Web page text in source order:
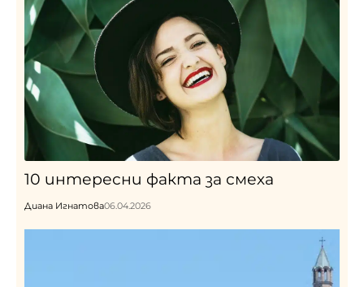
10 интересни факта за смеха
Диана Игнатова06.04.2026